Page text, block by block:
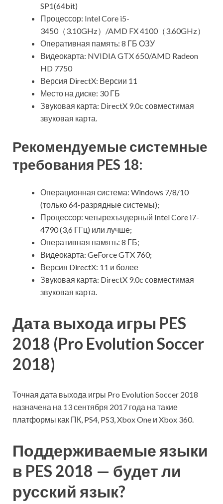
SP1(64bit)
Процессор: Intel Core i5-
3450（3.10GHz）/AMD FX 4100（3.60GHz）
Оперативная память: 8 ГБ ОЗУ
Видеокарта: NVIDIA GTX 650/AMD Radeon
HD 7750
Версия DirectX: Версии 11
Место на диске: 30 ГБ
Звуковая карта: DirectX 9.0c совместимая
звуковая карта.
Рекомендуемые системные
требования PES 18:
Операционная система: Windows 7/8/10
(только 64-разрядные системы);
Процессор: четырехъядерный Intel Core i7-
4790 (3,6 ГГц) или лучше;
Оперативная память: 8 ГБ;
Видеокарта: GeForce GTX 760;
Версия DirectX: 11 и более
Звуковая карта: DirectX 9.0c совместимая
звуковая карта.
Дата выхода игры PES
2018 (Pro Evolution Soccer
2018)
Точная дата выхода игры Pro Evolution Soccer 2018
назначена на 13 сентября 2017 года на такие
платформы как ПК, PS4, PS3, Xbox One и Xbox 360.
Поддерживаемые языки
в PES 2018 — будет ли
русский язык?